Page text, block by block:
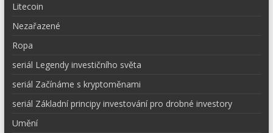
Litecoin
Nezařazené
Ropa
seriál Legendy investičního světa
seriál Začínáme s kryptoměnami
seriál Základní principy investování pro drobné investory
Umění